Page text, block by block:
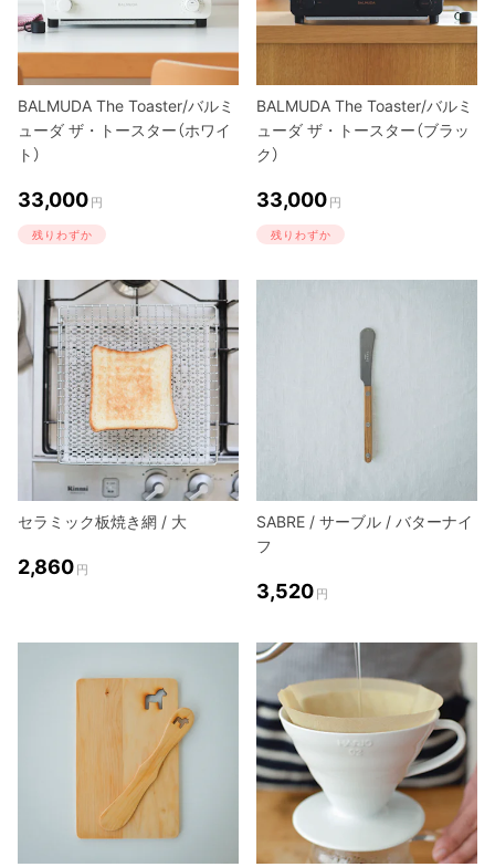
BALMUDA The Toaster/バルミ
ューダ ザ・トースター（ホワイ
ト）
33,000 円
残りわずか
BALMUDA The Toaster/バルミ
ューダ ザ・トースター（ブラッ
ク）
33,000 円
残りわずか
セラミック板焼き網 / 大
2,860 円
SABRE / サーブル / バターナイ
フ
3,520 円